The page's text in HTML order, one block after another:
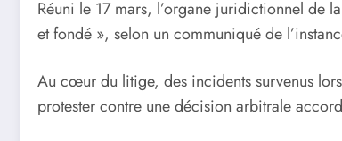
Réuni le 17 mars, l’organe juridictionnel de
et fondé », selon un communiqué de
Au cœur du litige, des incidents survenus
protester contre une décision arbitrale